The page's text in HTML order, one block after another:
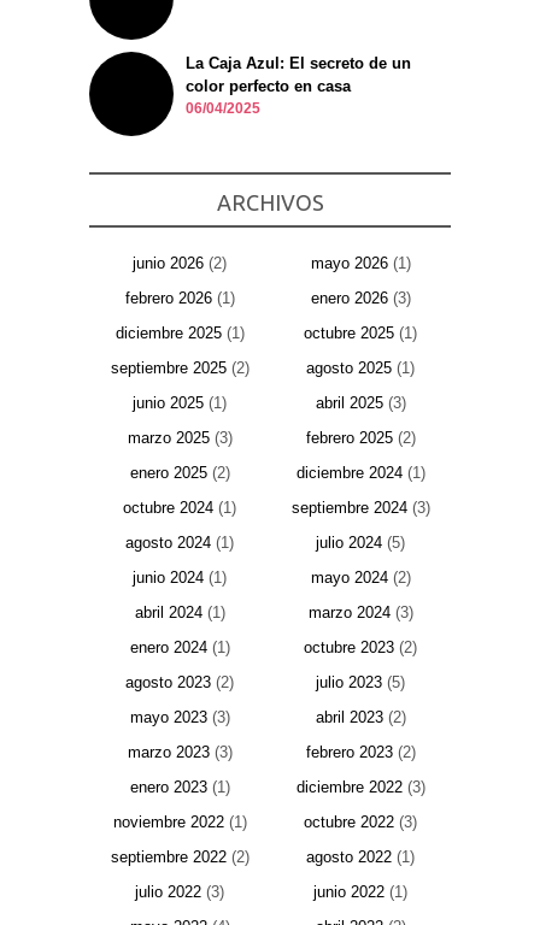
La Caja Azul: El secreto de un
color perfecto en casa
06/04/2025
ARCHIVOS
junio 2026 (2) mayo 2026(1)
febrero 2026(1) enero 2026(3)
diciembre 2025(1) octubre 2025 (1)
septiembre 2025(2) agosto 2025 (1)
junio 2025 (1) abril 2025(3)
marzo 2025(3) febrero 2025(2)
enero 2025(2) diciembre 2024(1)
octubre 2024 (1) septiembre 2024(3)
agosto 2024 (1) julio 2024 (5)
junio 2024 (1) mayo 2024(2)
abril 2024(1) marzo 2024(3)
enero 2024(1) octubre 2023 (2)
agosto 2023 (2) julio 2023 (5)
mayo 2023(3) abril 2023(2)
marzo 2023(3) febrero 2023(2)
enero 2023(1) diciembre 2022(3)
noviembre 2022(1) octubre 2022 (3)
septiembre 2022(2) agosto 2022 (1)
julio 2022 (3) junio 2022 (1)